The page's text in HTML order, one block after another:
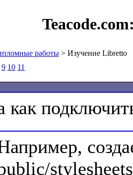
работы > Изучение Libretto
9 10 11